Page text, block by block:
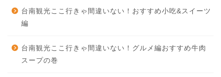
台南観光ここ行きゃ間違いない！おすすめ小吃&スイーツ
編
台南観光ここ行きゃ間違いない！グルメ編おすすめ牛肉
スープの巻